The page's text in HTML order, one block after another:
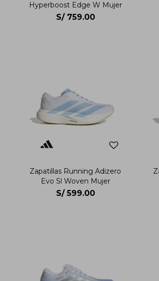
Hyperboost Edge W Mujer
S/ 759.00
Zapatillas Running Adizero
Evo Sl Woven Mujer
S/ 599.00